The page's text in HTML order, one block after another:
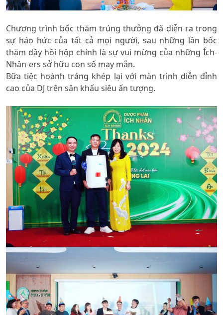
Chương trình bốc thăm trúng thưởng đã diễn ra trong
sự háo hức của tất cả mọi người, sau những lần bốc
thăm đầy hồi hộp chính là sự vui mừng của những Ích-
Nhân-ers sở hữu con số may mắn.
Bữa tiệc hoành tráng khép lại với màn trình diễn đỉnh
cao của DJ trên sân khấu siêu ấn tượng.